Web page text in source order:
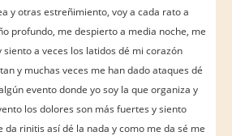
y otras estreñimiento, voy a cada rato a
profundo, me despierto a media noche, me
a veces los latidos dé mi corazón
y muchas veces me han dado ataques dé
evento donde yo soy la que organiza y
los dolores son más fuertes y siento
da rinitis así dé la nada y como me da sé me